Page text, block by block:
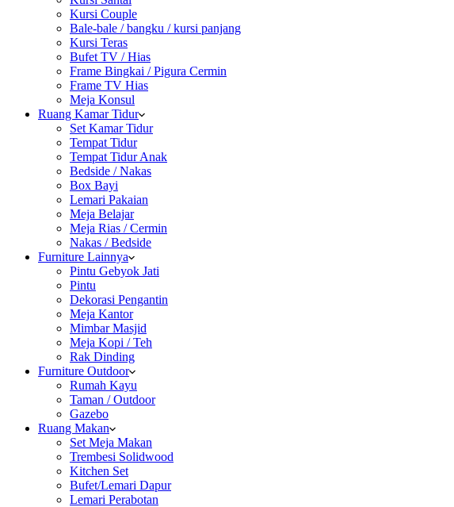
Kursi Couple
Bale-bale / bangku / kursi panjang
Kursi Teras
Bufet TV / Hias
Frame Bingkai / Pigura Cermin
Frame TV Hias
Meja Konsul
Ruang Kamar Tidur
Set Kamar Tidur
Tempat Tidur
Tempat Tidur Anak
Bedside / Nakas
Box Bayi
Lemari Pakaian
Meja Belajar
Meja Rias / Cermin
Nakas / Bedside
Furniture Lainnya
Pintu Gebyok Jati
Pintu
Dekorasi Pengantin
Meja Kantor
Mimbar Masjid
Meja Kopi / Teh
Rak Dinding
Furniture Outdoor
Rumah Kayu
Taman / Outdoor
Gazebo
Ruang Makan
Set Meja Makan
Trembesi Solidwood
Kitchen Set
Bufet/Lemari Dapur
Lemari Perabotan